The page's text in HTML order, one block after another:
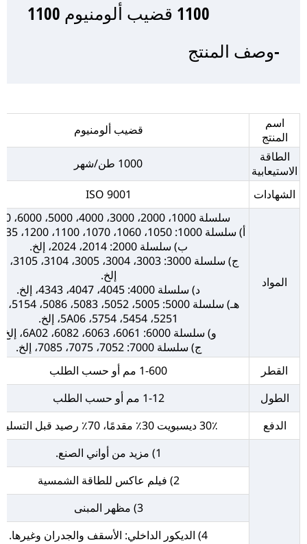
1100 قضيب ألومنيوم 1100
-وصف المنتج
اسم
المنتج
قضيب ألومنيوم
الطاقة
الاستيعابية
1000 طن/شهر
الشهادات ISO 9001
المواد
سلسلة 1000، 2000، 3000، 4000، 5000، 6000، 7000
أ) سلسلة 1000: 1050، 1060، 1070، 1100، 1200، 1235، إلخ.
ب) سلسلة 2000: 2014، 2024، إلخ.
إلخ.
د) سلسلة 4000: 4045، 4047، 4343، إلخ.
5251، 5454، 5754، 5A06، إلخ.
و) سلسلة 6000: 6061، 6063، 6082، 6A02، إلخ.
ج) سلسلة 7000: 7052، 7075، 7085، إلخ.
القطر
1-600 مم أو حسب الطلب
الطول
1-12 مم أو حسب الطلب
الدفع
30٪ ديسبويت 30٪ مقدمًا، 70٪ رصيد قبل التسليم
1) مزيد من أواني الصنع.
2) فيلم عاكس للطاقة الشمسية
3) مظهر المبنى
4) الديكور الداخلي: الأسقف والجدران وغيرها.
1100 قضيب ألومنيوم 1100
-عرض المنتج
1100 قضيب ألومنيوم 1100
- ورشة عمل المصنع
1100 قضيب ألومنيوم 1100
-تغليف المنتج